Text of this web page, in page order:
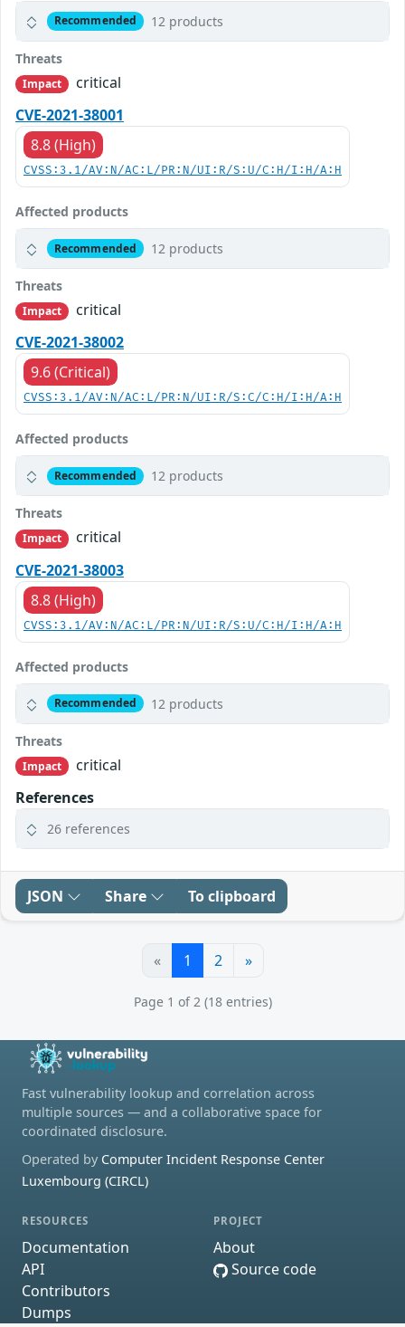
Recommended 12 products
Threats
Impact
critical
CVE-2021-38001
8.8 (High)
CVSS:3.1/AV:N/AC:L/PR:N/UI:R/S:U/C:H/I:H/A:H
Affected products
Recommended 12 products
Threats
Impact
critical
CVE-2021-38002
9.6 (Critical)
CVSS:3.1/AV:N/AC:L/PR:N/UI:R/S:C/C:H/I:H/A:H
Affected products
Recommended 12 products
Threats
Impact
critical
CVE-2021-38003
8.8 (High)
CVSS:3.1/AV:N/AC:L/PR:N/UI:R/S:U/C:H/I:H/A:H
Affected products
Recommended 12 products
Threats
Impact
critical
References
26 references
JSON Share To clipboard
« 1 2 »
Page 1 of 2 (18 entries)
Fast vulnerability lookup and correlation across
multiple sources — and a collaborative space for
coordinated disclosure.
Operated by Computer Incident Response Center
Luxembourg (CIRCL)
RESOURCES
Documentation
API
Contributors
Dumps
PROJECT
About
Source code